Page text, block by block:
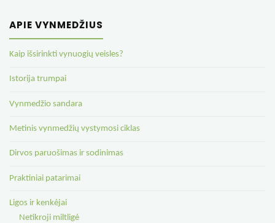
APIE VYNMEDŽIUS
Kaip išsirinkti vynuogių veisles?
Istorija trumpai
Vynmedžio sandara
Metinis vynmedžių vystymosi ciklas
Dirvos paruošimas ir sodinimas
Praktiniai patarimai
Ligos ir kenkėjai
Netikroji miltligė